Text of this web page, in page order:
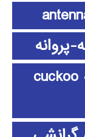
پروانه
الگوریتم جستجوی فاخته cuckoo